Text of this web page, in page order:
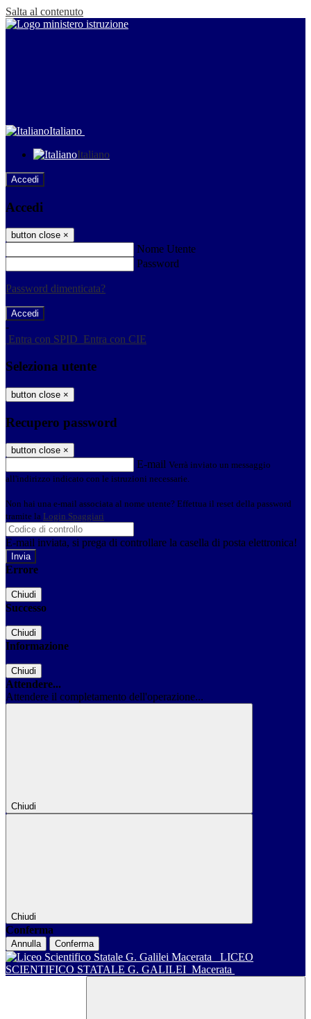
Salta al contenuto
Italiano
Italiano
Accedi
Accedi
button close ×
Nome Utente
Password
Password dimenticata?
-
Entra con SPID Entra con CIE
Seleziona utente
button close ×
Recupero password
button close ×
E-mail Verrà inviato un messaggio
all'indirizzo indicato con le istruzioni necessarie.
Non hai una e-mail associata al nome utente? Effettua il reset della password
tramite la Login Spaggiari
E-mail inviata, si prega di controllare la casella di posta elettronica!
Errore
Chiudi
Successo
Chiudi
Informazione
Chiudi
Attendere...
Attendere il completamento dell'operazione...
Chiudi
Chiudi
Conferma
Annulla Conferma
LICEO
SCIENTIFICO STATALE G. GALILEI Macerata